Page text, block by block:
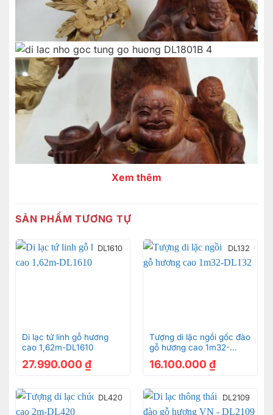
Xem thêm
SẢN PHẨM TƯƠNG TỰ
DL1610
Di lạc tứ linh gỗ hương
cao 1,62m-DL1610
27.990.000 ₫
DL132
Tượng di lặc ngồi gốc đào
gỗ hương cao 1m32-
DL132
16.100.000 ₫
DL420 DL2109